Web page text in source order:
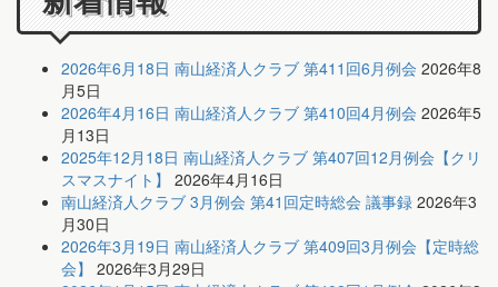
2026年6月18日 南山経済人クラブ 第411回6月例会 2026年8
月5日
2026年4月16日 南山経済人クラブ 第410回4月例会 2026年5
月13日
2025年12月18日 南山経済人クラブ 第407回12月例会【クリ
スマスナイト】 2026年4月16日
南山経済人クラブ 3月例会 第41回定時総会 議事録 2026年3
月30日
2026年3月19日 南山経済人クラブ 第409回3月例会【定時総
会】 2026年3月29日